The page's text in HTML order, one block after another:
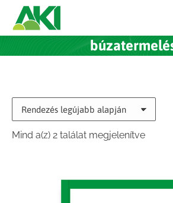
Mind a(z) 2 találat megjelenítveSorted